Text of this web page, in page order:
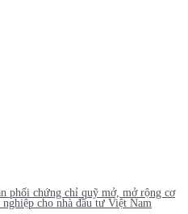
phối chứng chỉ quỹ mở, mở rộng cơ
cho nhà đầu tư Việt Nam